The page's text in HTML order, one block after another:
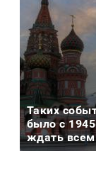
Таких
было с
ждать